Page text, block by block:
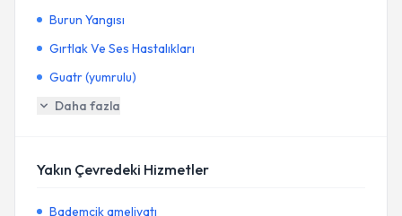
Burun Yangısı
Gırtlak Ve Ses Hastalıkları
Guatr (yumrulu)
Daha fazla
Yakın Çevredeki Hizmetler
Bademcik ameliyatı